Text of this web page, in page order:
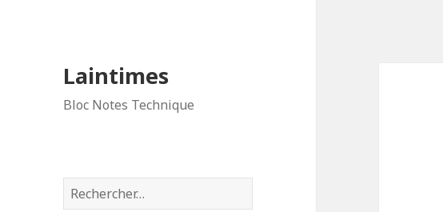
Laintimes
Bloc Notes Technique
Rechercher :